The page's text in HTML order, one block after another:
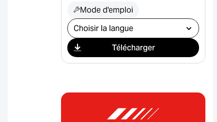
Mode d'emploi
Sélectionner le téléchargement
Télécharger